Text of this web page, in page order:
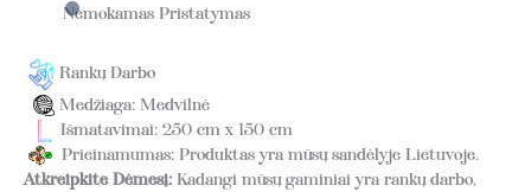
Nemokamas Pristatymas
Rankų Darbo
Medžiaga: Medvilnė
Išmatavimai: 250 cm x 150 cm
Prieinamumas: Produktas yra mūsų sandėlyje Lietuvoje.
Atkreipkite Dėmesį: Kadangi mūsų gaminiai yra rankų darbo,